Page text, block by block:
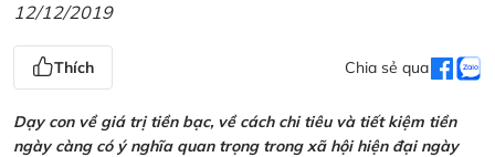
12/12/2019
Thích Chia sẻ qua
Dạy con về giá trị tiền bạc, về cách chi tiêu và tiết kiệm tiền
ngày càng có ý nghĩa quan trọng trong xã hội hiện đại ngày